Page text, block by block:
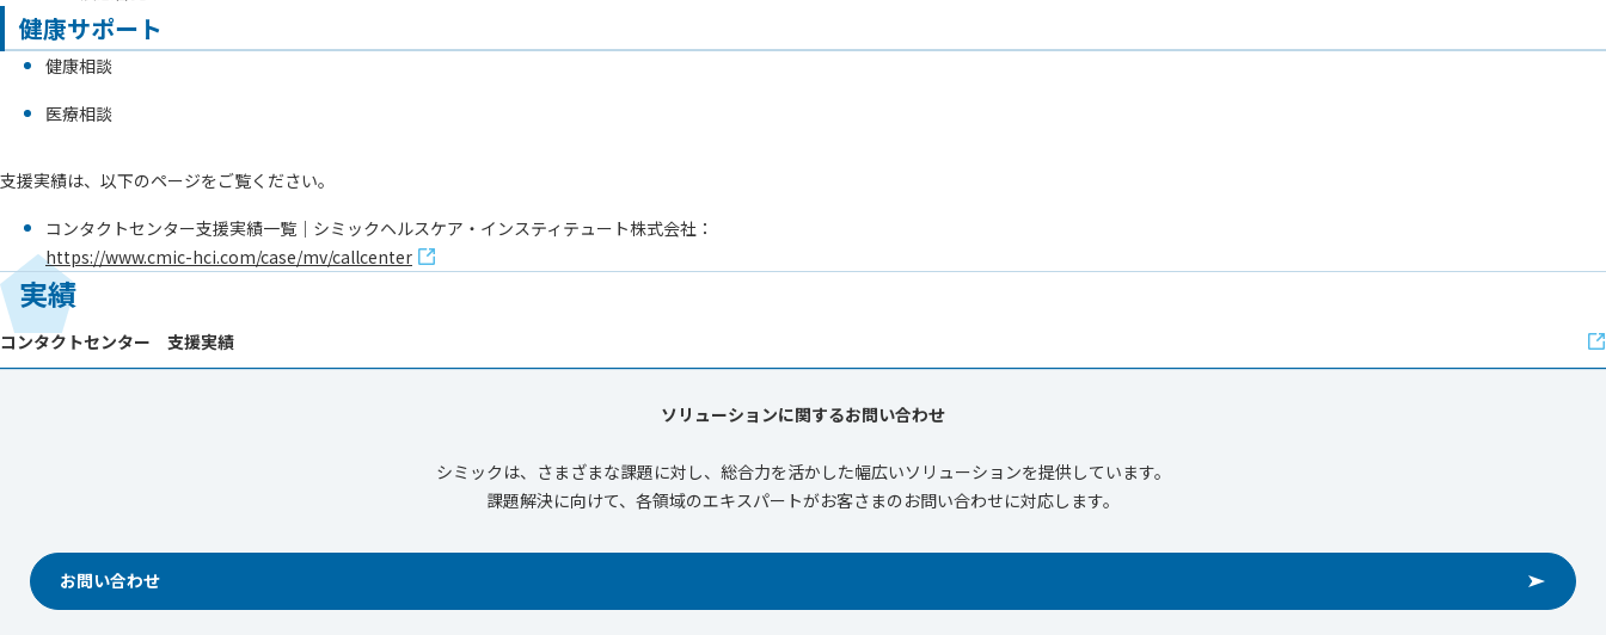
健康サポート
健康相談
医療相談
支援実績は、以下のページをご覧ください。
コンタクトセンター支援実績一覧｜シミックヘルスケア・インスティテュート株式会社：
https://www.cmic-hci.com/case/mv/callcenter
実績
コンタクトセンター 支援実績
ソリューションに関するお問い合わせ
シミックは、さまざまな課題に対し、総合力を活かした幅広いソリューションを提供しています。
課題解決に向けて、各領域のエキスパートがお客さまのお問い合わせに対応します。
お問い合わせ